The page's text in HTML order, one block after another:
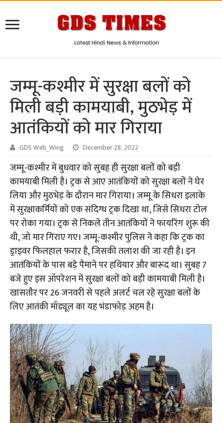
जम्मू-कश्मीर में सुरक्षा बलों को
मिली बड़ी कामयाबी, मुठभेड़ में
आतंकियों को मार गिराया
GDS Web_Wing December 28, 2022
जम्मू-कश्मीर में बुधवार को सुबह ही सुरक्षा बलों को बड़ी
कामयाबी मिली है। ट्रक से आए आतंकियों को सुरक्षा बलों ने घेर
लिया और मुठभेड़ के दौरान मार गिराया। जम्मू के सिधरा इलाके
में सुरक्षाकर्मियों को एक संदिग्ध ट्रक दिखा था, जिसे सिधरा टोल
पर रोका गया। ट्रक से निकले तीन आतंकियों ने फायरिंग शुरू की
थी, जो मार गिराए गए। जम्मू-कश्मीर पुलिस ने कहा कि ट्रक का
ड्राइवर फिलहाल फरार है, जिसकी तलाश की जा रही है। इन
आतंकियों के पास बड़े पैमाने पर हथियार और बारूद था। सुबह 7
बजे हुए इस ऑपरेशन में सुरक्षा बलों को बड़ी कामयाबी मिली है।
खासतौर पर 26 जनवरी से पहले अलर्ट चल रहे सुरक्षा बलों के
लिए आतंकी मॉड्यूल का यह भंडाफोड़ अहम है।